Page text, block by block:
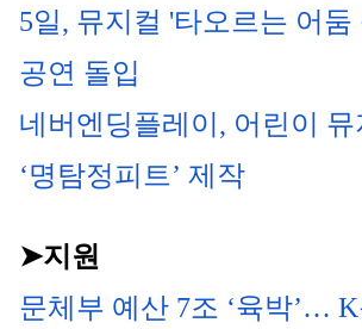
5일, 뮤지컬 '타오르는 어둠
공연 돌입
네버엔딩플레이, 어린이 뮤
‘명탐정피트’ 제작
➤지원
문체부 예산 7조 ‘육박’…